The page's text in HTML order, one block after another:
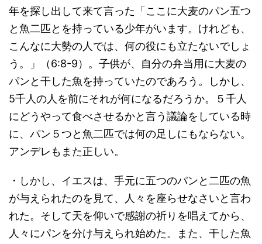
年を探し出して来て言った「ここに大麦のパン五つ
と魚二匹とを持っている少年がいます。けれども、
こんなに大勢の人では、何の役にも立たないでしょ
う。」（6:8-9）。子供が、自分の弁当用に大麦の
パンと干した魚を持っていたのであろう。しかし、
5千人の人を前にそれが何になるだろうか。５千人
にどうやって食べさせるかと言う議論をしている時
に、パン５つと魚二匹では何の足しにもならない。
アンデレもまた正しい。
・しかし、イエスは、手元に五つのパンと二匹の魚
が与えられたのを見て、人々を座らせなさいと言わ
れた。そして天を仰いで感謝の祈りを唱えてから、
人々にパンを分け与えられ始めた。また、干した魚